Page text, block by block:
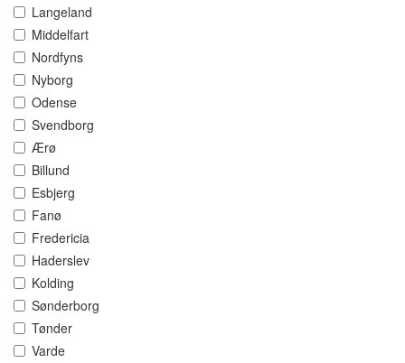
Langeland
Middelfart
Nordfyns
Nyborg
Odense
Svendborg
Ærø
Billund
Esbjerg
Fanø
Fredericia
Haderslev
Kolding
Sønderborg
Tønder
Varde